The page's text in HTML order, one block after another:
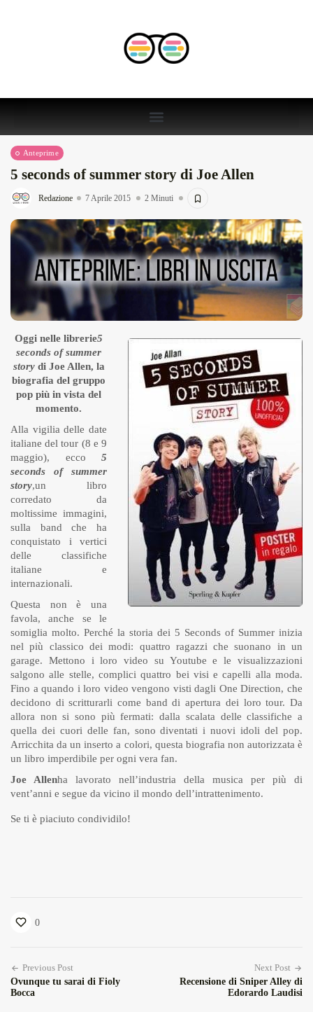
Anteprime
5 seconds of summer story di Joe Allen
Redazione 7 Aprile 2015 2 Minuti
Oggi nelle librerie5
seconds of summer
storydi Joe Allen, la
biografia del gruppo
pop più in vista del
momento.
Alla vigilia delle date
italiane del tour (8 e 9
maggio), ecco 5
seconds of summer
story,un libro
corredato da
moltissime immagini,
sulla band che ha
conquistato i vertici
delle classifiche
italiane e
internazionali.
Questa non è una
favola, anche se le
somiglia molto. Perché la storia dei 5 Seconds of Summer inizia
nel più classico dei modi: quattro ragazzi che suonano in un
garage. Mettono i loro video su Youtube e le visualizzazioni
salgono alle stelle, complici quattro bei visi e capelli alla moda.
Fino a quando i loro video vengono visti dagli One Direction, che
decidono di scritturarli come band di apertura dei loro tour. Da
allora non si sono più fermati: dalla scalata delle classifiche a
quella dei cuori delle fan, sono diventati i nuovi idoli del pop.
Arricchita da un inserto a colori, questa biografia non autorizzata è
un libro imperdibile per ogni vera fan.
Joe Allenha lavorato nell’industria della musica per più di
vent’anni e segue da vicino il mondo dell’intrattenimento.
Se ti è piaciuto condividilo!
0
Previous Post
Ovunque tu sarai di Fioly
Bocca
Next Post
Recensione di Sniper Alley di
Edorardo Laudisi